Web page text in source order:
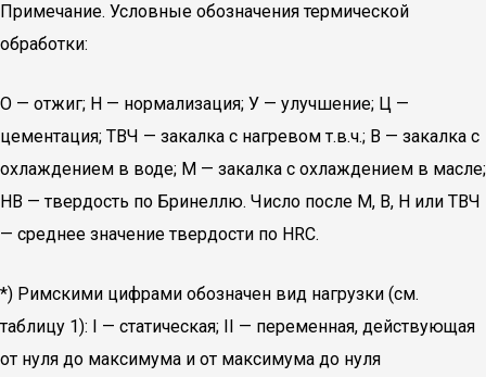
Примечание. Условные обозначения термической
обработки:
О — отжиг; Н — нормализация; У — улучшение; Ц —
цементация; ТВЧ — закалка с нагревом т.в.ч.; В — закалка с
охлаждением в воде; М — закалка с охлаждением в масле;
НВ — твердость по Бринеллю. Число после М, В, Н или ТВЧ
— среднее значение твердости по HRC.
*) Римскими цифрами обозначен вид нагрузки (см.
таблицу 1): I — статическая; II — переменная, действующая
от нуля до максимума и от максимума до нуля